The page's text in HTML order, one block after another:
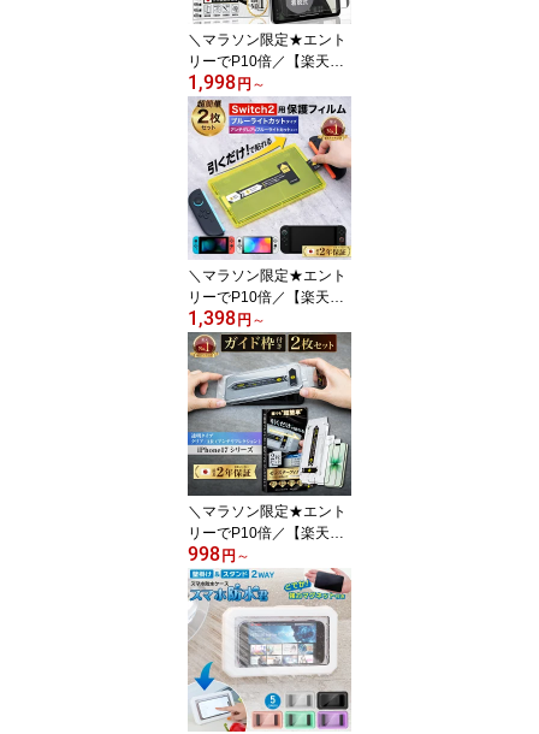
＼マラソン限定★エント
リーでP10倍／【楽天1
位】 iPad ペーパーライ
ク フィルム マグネット
着脱式 アイパッド 新型 2
026 新型 ipad air M5 11
インチ 13 インチ 第11世
代 A16 iPad mini7 2024
年
1,998円 ～
＼マラソン限定★エント
リーでP10倍／【楽天1
位★簡単貼付＆ 2枚 セッ
ト】 Nintendo Switch ガ
ラスフィルム ブルーライ
トカット アンチグレア＆
ブルーライトカット Swit
ch2 スイッチ2 フィルム
保護フィルム 2枚セット
ガイド枠
1,398円 ～
＼マラソン限定★エント
リーでP10倍／【楽天1
位＆ 2枚 セット 】 iPhon
e 17e iPhone 17 air 17pr
o 17promax iphone17 ip
hone17pro iphone16 ガ
ラスフィルム 保護フィル
998円 ～